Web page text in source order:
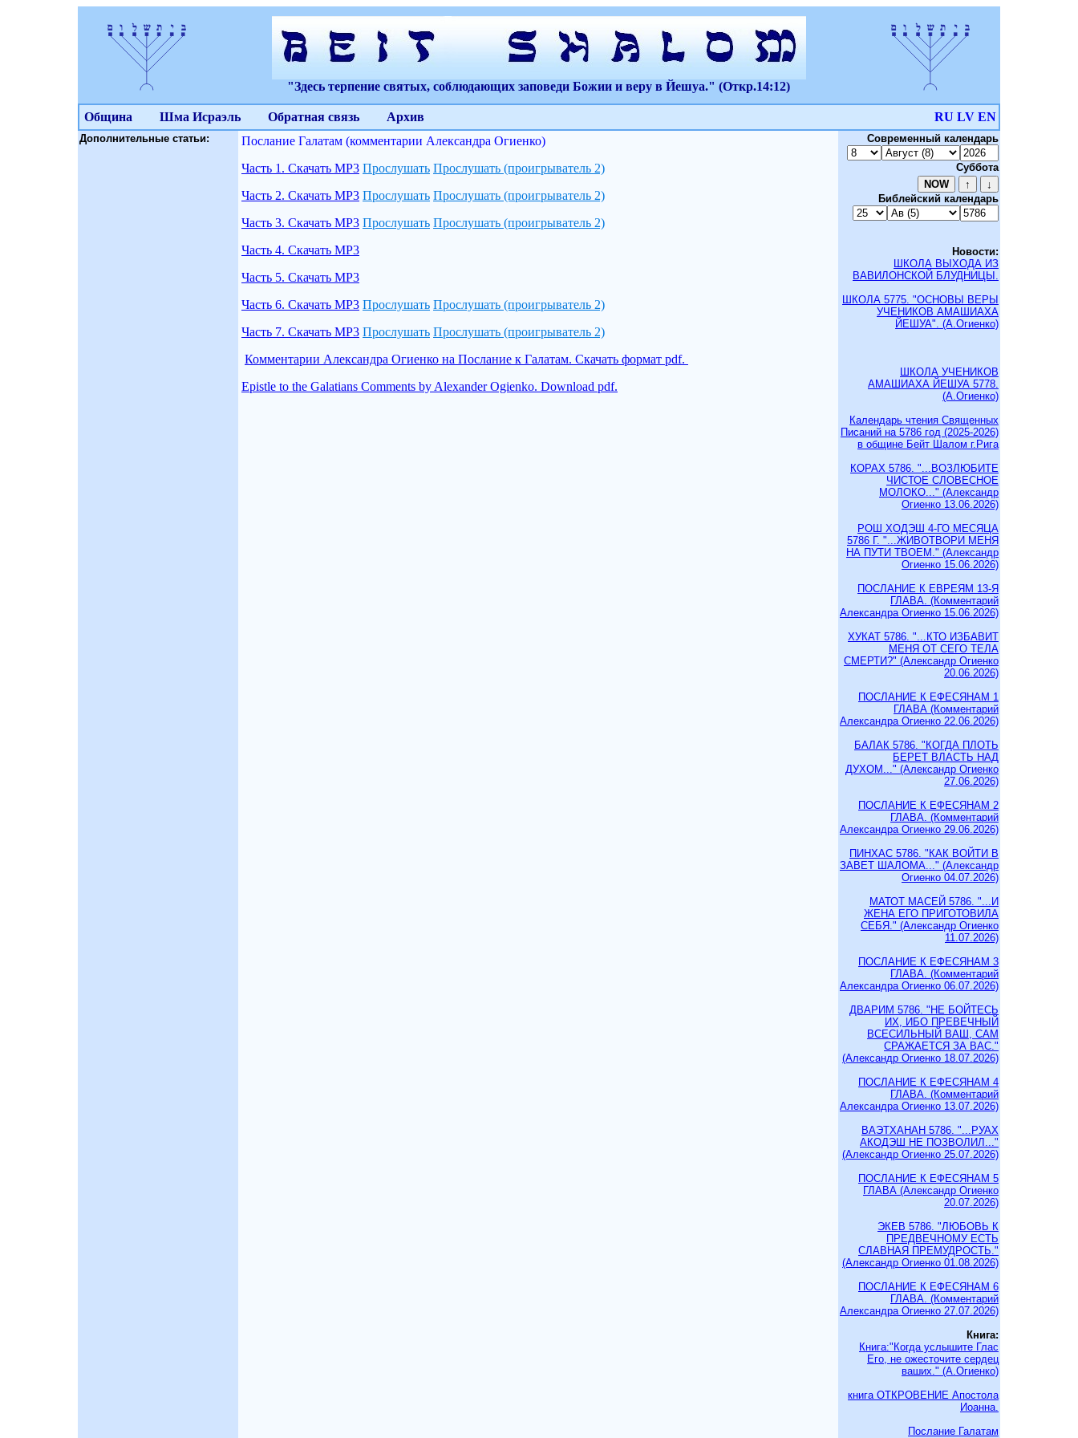
"Здесь терпение святых, соблюдающих заповеди Божии и веру в Йешуа." (Откр.14:12)
Община Шма Исраэль Обратная связь Архив RU LV EN
Дополнительные статьи:
Послание Галатам (комментарии Александра Огиенко)
Часть 1. Скачать МР3 Прослушать Прослушать (проигрыватель 2)
Часть 2. Скачать МР3 Прослушать Прослушать (проигрыватель 2)
Часть 3. Скачать МР3 Прослушать Прослушать (проигрыватель 2)
Часть 4. Скачать МР3
Часть 5. Скачать МР3
Часть 6. Скачать МР3 Прослушать Прослушать (проигрыватель 2)
Часть 7. Скачать МР3 Прослушать Прослушать (проигрыватель 2)
Комментарии Александра Огиенко на Послание к Галатам. Скачать формат pdf.
Epistle to the Galatians Comments by Alexander Ogienko. Download pdf.
Современный календарь
Суббота
Библейский календарь
Новости:
ШКОЛА ВЫХОДА ИЗ
ВАВИЛОНСКОЙ БЛУДНИЦЫ.
ШКОЛА 5775. "ОСНОВЫ ВЕРЫ
УЧЕНИКОВ АМАШИАХА
ЙЕШУА". (А.Огиенко)
ШКОЛА УЧЕНИКОВ
АМАШИАХА ЙЕШУА 5778.
(А.Огиенко)
Календарь чтения Священных
Писаний на 5786 год (2025-2026)
в общине Бейт Шалом г.Рига
КОРАХ 5786. "...ВОЗЛЮБИТЕ
ЧИСТОЕ СЛОВЕСНОЕ
МОЛОКО..." (Александр
Огиенко 13.06.2026)
РОШ ХОДЭШ 4-ГО МЕСЯЦА
5786 Г. "...ЖИВОТВОРИ МЕНЯ
НА ПУТИ ТВОЕМ." (Александр
Огиенко 15.06.2026)
ПОСЛАНИЕ К ЕВРЕЯМ 13-Я
ГЛАВА. (Комментарий
Александра Огиенко 15.06.2026)
ХУКАТ 5786. "...КТО ИЗБАВИТ
МЕНЯ ОТ СЕГО ТЕЛА
СМЕРТИ?" (Александр Огиенко
20.06.2026)
ПОСЛАНИЕ К ЕФЕСЯНАМ 1
ГЛАВА (Комментарий
Александра Огиенко 22.06.2026)
БАЛАК 5786. "КОГДА ПЛОТЬ
БЕРЕТ ВЛАСТЬ НАД
ДУХОМ..." (Александр Огиенко
27.06.2026)
ПОСЛАНИЕ К ЕФЕСЯНАМ 2
ГЛАВА. (Комментарий
Александра Огиенко 29.06.2026)
ПИНХАС 5786. "КАК ВОЙТИ В
ЗАВЕТ ШАЛОМА..." (Александр
Огиенко 04.07.2026)
МАТОТ МАСЕЙ 5786. "...И
ЖЕНА ЕГО ПРИГОТОВИЛА
СЕБЯ." (Александр Огиенко
11.07.2026)
ПОСЛАНИЕ К ЕФЕСЯНАМ 3
ГЛАВА. (Комментарий
Александра Огиенко 06.07.2026)
ДВАРИМ 5786. "НЕ БОЙТЕСЬ
ИХ, ИБО ПРЕВЕЧНЫЙ
ВСЕСИЛЬНЫЙ ВАШ, САМ
СРАЖАЕТСЯ ЗА ВАС."
(Александр Огиенко 18.07.2026)
ПОСЛАНИЕ К ЕФЕСЯНАМ 4
ГЛАВА. (Комментарий
Александра Огиенко 13.07.2026)
ВАЭТХАНАН 5786. "...РУАХ
АКОДЭШ НЕ ПОЗВОЛИЛ..."
(Александр Огиенко 25.07.2026)
ПОСЛАНИЕ К ЕФЕСЯНАМ 5
ГЛАВА (Александр Огиенко
20.07.2026)
ЭКЕВ 5786. "ЛЮБОВЬ К
ПРЕДВЕЧНОМУ ЕСТЬ
СЛАВНАЯ ПРЕМУДРОСТЬ."
(Александр Огиенко 01.08.2026)
ПОСЛАНИЕ К ЕФЕСЯНАМ 6
ГЛАВА. (Комментарий
Александра Огиенко 27.07.2026)
Книга:
Книга:"Когда услышите Глас
Его, не ожесточите сердец
ваших." (А.Огиенко)
книга ОТКРОВЕНИЕ Апостола
Иоанна.
Послание Галатам